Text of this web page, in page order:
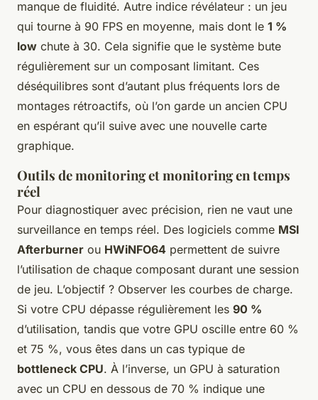
manque de fluidité. Autre indice révélateur : un jeu
qui tourne à 90 FPS en moyenne, mais dont le 1 %
low chute à 30. Cela signifie que le système bute
régulièrement sur un composant limitant. Ces
déséquilibres sont d’autant plus fréquents lors de
montages rétroactifs, où l’on garde un ancien CPU
en espérant qu’il suive avec une nouvelle carte
graphique.
Outils de monitoring et monitoring en temps
réel
Pour diagnostiquer avec précision, rien ne vaut une
surveillance en temps réel. Des logiciels comme MSI
Afterburner ou HWiNFO64 permettent de suivre
l’utilisation de chaque composant durant une session
de jeu. L’objectif ? Observer les courbes de charge.
Si votre CPU dépasse régulièrement les 90 %
d’utilisation, tandis que votre GPU oscille entre 60 %
et 75 %, vous êtes dans un cas typique de
bottleneck CPU. À l’inverse, un GPU à saturation
avec un CPU en dessous de 70 % indique une